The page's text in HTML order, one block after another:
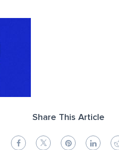
Share This Article